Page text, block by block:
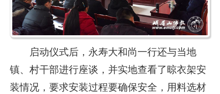
启动仪式后，永寿大和尚一行还与当地
镇、村干部进行座谈，并实地查看了晾衣架安
装情况，要求安装过程要确保安全，用料选材